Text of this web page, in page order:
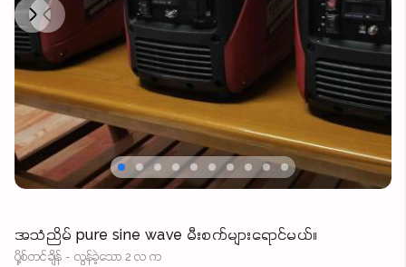
Previous
Next
အသံညိမ် pure sine wave မီးစက်များရောင်မယ်။
ပို့စ်တင်ချိန် - လွန်ခဲ့သော 2 လ က